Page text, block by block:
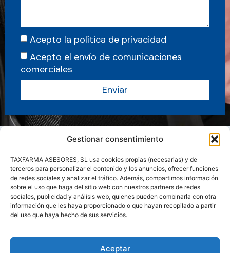
Gestionar consentimiento
TAXFARMA ASESORES, SL usa cookies propias (necesarias) y de
terceros para personalizar el contenido y los anuncios, ofrecer funciones
de redes sociales y analizar el tráfico. Además, compartimos información
sobre el uso que haga del sitio web con nuestros partners de redes
sociales, publicidad y análisis web, quienes pueden combinarla con otra
información que les haya proporcionado o que hayan recopilado a partir
del uso que haya hecho de sus servicios.
Aceptar
Acepto la política de privacidad
Acepto el envío de comunicaciones
comerciales
Enviar
Sobre nosotros